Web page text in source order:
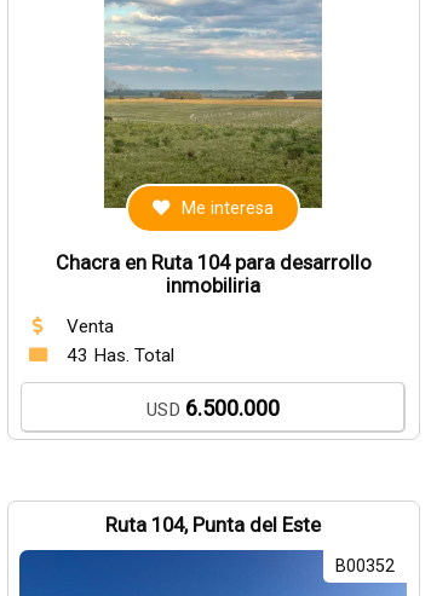
Me interesa
Chacra en Ruta 104 para desarrollo
inmobiliria
Venta
43 Has. Total
USD 6.500.000
Ruta 104, Punta del Este
B00352